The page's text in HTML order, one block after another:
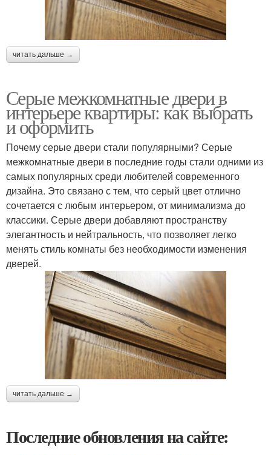
читать дальше →
Серые межкомнатные двери в
интерьере квартиры: как выбрать
и оформить
Почему серые двери стали популярными? Серые
межкомнатные двери в последние годы стали одними из
самых популярных среди любителей современного
дизайна. Это связано с тем, что серый цвет отлично
сочетается с любым интерьером, от минимализма до
классики. Серые двери добавляют пространству
элегантность и нейтральность, что позволяет легко
менять стиль комнаты без необходимости изменения
дверей.
читать дальше →
Последние обновления на сайте: